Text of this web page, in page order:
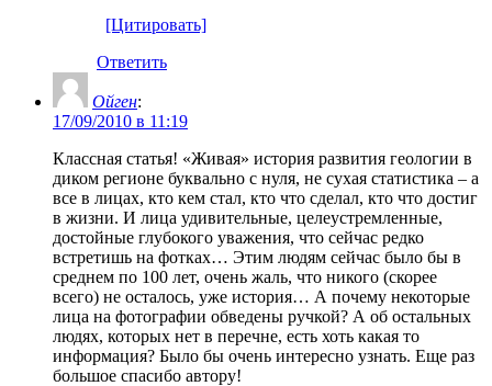
[Цитировать]
Ответить
Ойген:
17/09/2010 в 11:19
Классная статья! «Живая» история развития геологии в
диком регионе буквально с нуля, не сухая статистика – а
все в лицах, кто кем стал, кто что сделал, кто что достиг
в жизни. И лица удивительные, целеустремленные,
достойные глубокого уважения, что сейчас редко
встретишь на фотках… Этим людям сейчас было бы в
среднем по 100 лет, очень жаль, что никого (скорее
всего) не осталось, уже история… А почему некоторые
лица на фотографии обведены ручкой? А об остальных
людях, которых нет в перечне, есть хоть какая то
информация? Было бы очень интересно узнать. Еще раз
большое спасибо автору!